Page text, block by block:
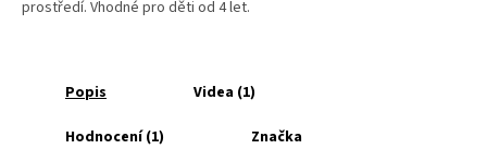
prostředí. Vhodné pro děti od 4 let.
Popis Videa (1)
Hodnocení (1) Značka